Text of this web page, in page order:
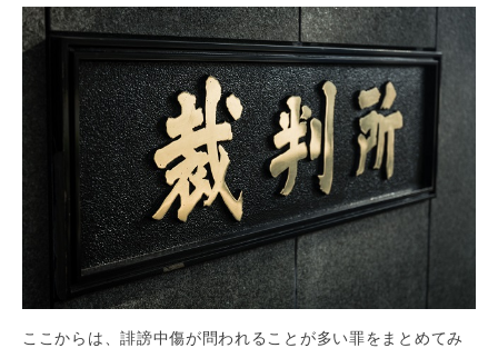
ここからは、誹謗中傷が問われることが多い罪をまとめてみ